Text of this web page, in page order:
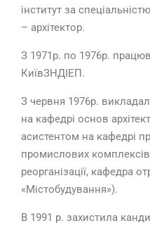
інститут за
– архітектор.
З 1971р. по 1976р.
КиївЗНДІЕП.
З червня 1976р.
на кафедрі основ
асистентом на кафедрі
промислових комплексів
реорганізації, кафедра
«Містобудування»).
В 1991 р. захистила